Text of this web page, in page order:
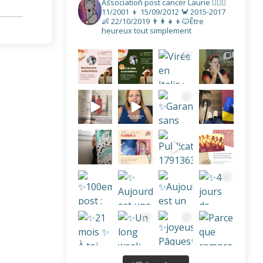
Association post cancerLaurie 👩‍❤️‍👨
11/2001 👦 15/09/2012🦀 2015-2017
👶 22/10/2019👨‍👩‍👧‍👦🐱Être
heureux tout simplement